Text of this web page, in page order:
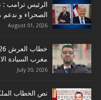
الرئيس ترامب :
الصحراء و ندعم
August 01, 2026
مغرب السيادة
July 30, 2026
نص الخطاب